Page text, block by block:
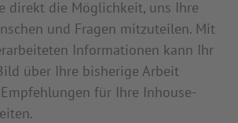
direkt die Möglichkeit, uns Ihre
und Fragen mitzuteilen. Mit
Informationen kann Ihr
über Ihre bisherige Arbeit
für Ihre Inhouse-